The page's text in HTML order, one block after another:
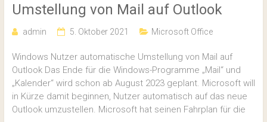
Umstellung von Mail auf Outlook
admin 5. Oktober 2021 Microsoft Office
Windows Nutzer automatische Umstellung von Mail auf
Outlook Das Ende für die Windows-Programme „Mail“ und
„Kalender“ wird schon ab August 2023 geplant. Microsoft will
in Kürze damit beginnen, Nutzer automatisch auf das neue
Outlook umzustellen. Microsoft hat seinen Fahrplan für die